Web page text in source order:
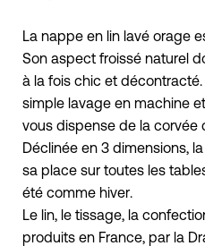
La nappe en lin lavé orage
Son aspect froissé naturel
à la fois chic et décontracté.
simple lavage en machine
vous dispense de la corvée
Déclinée en 3 dimensions,
sa place sur toutes les
été comme hiver.
Le lin, le tissage, la
produits en France, par la